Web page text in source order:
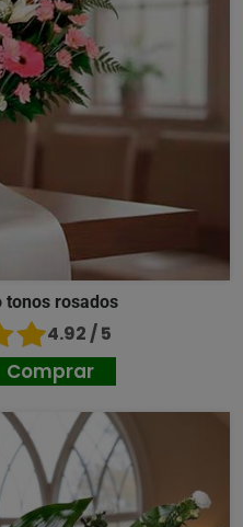
tonos rosados
4.92 / 5
Comprar